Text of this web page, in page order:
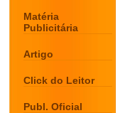
Matéria
Publicitária
Artigo
Click do Leitor
Publ. Oficial